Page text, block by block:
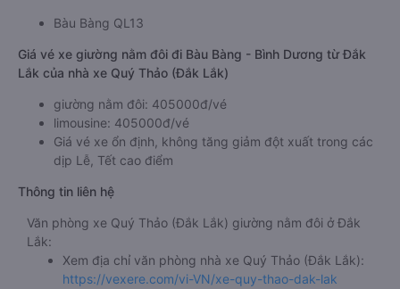
Bàu Bàng QL13
Giá vé xe giường nằm đôi đi Bàu Bàng - Bình Dương từ Đắk
Lắk của nhà xe Quý Thảo (Đắk Lắk)
giường nằm đôi: 405000đ/vé
limousine: 405000đ/vé
Giá vé xe ổn định, không tăng giảm đột xuất trong các
dịp Lễ, Tết cao điểm
Thông tin liên hệ
Văn phòng xe Quý Thảo (Đắk Lắk) giường nằm đôi ở Đắk
Lắk:
Xem địa chỉ văn phòng nhà xe Quý Thảo (Đắk Lắk):
https://vexere.com/vi-VN/xe-quy-thao-dak-lak